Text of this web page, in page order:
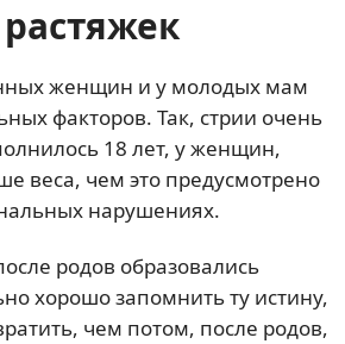
женщин и у молодых мам
факторов. Так, стрии очень
18 лет, у женщин,
веса, чем это предусмотрено
нарушениях.
родов образовались
хорошо запомнить ту истину,
чем потом, после родов,